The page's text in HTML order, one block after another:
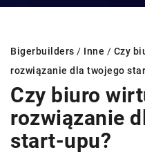
Bigerbuilders / Inne / Czy
rozwiązanie dla twojego
Czy biuro
rozwiązanie
start-upu?